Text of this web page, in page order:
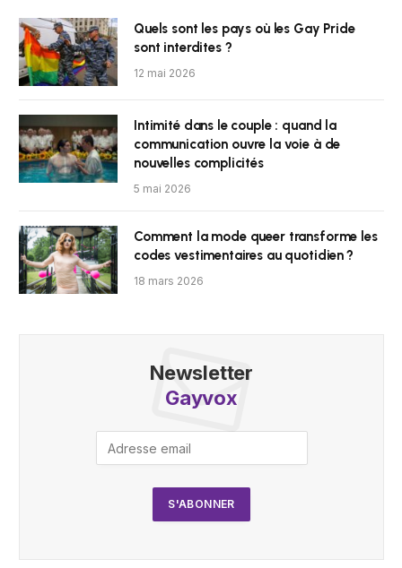
Quels sont les pays où les Gay Pride
sont interdites ?
12 mai 2026
Intimité dans le couple : quand la
communication ouvre la voie à de
nouvelles complicités
5 mai 2026
Comment la mode queer transforme les
codes vestimentaires au quotidien ?
18 mars 2026
Newsletter
Gayvox